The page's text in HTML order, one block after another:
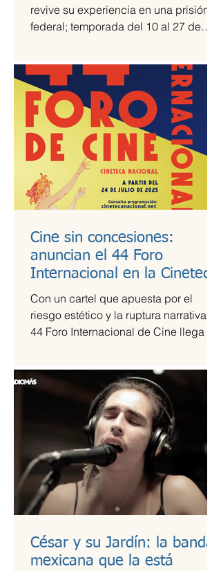
revive su experiencia en una prisión
federal; temporada del 10 al 27 de
Cine sin concesiones:
anuncian el 44 Foro
Internacional en la Cineteca
Nacional
Con un cartel que apuesta por el
riesgo estético y la ruptura narrativa, el
44 Foro Internacional de Cine llega a
de vanguardia.
César y su Jardín: la banda
mexicana que la está